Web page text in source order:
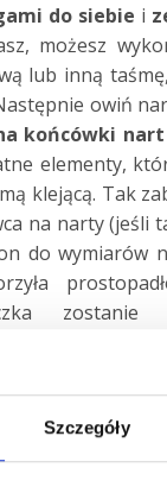
Szczegóły
do siebie i
możesz
lub inną
owiń
końcówki
elementy,
klejącą. Tak
na narty (jeśli
do wymiarów
zostanie
wpłynie na
przestrzeń
.